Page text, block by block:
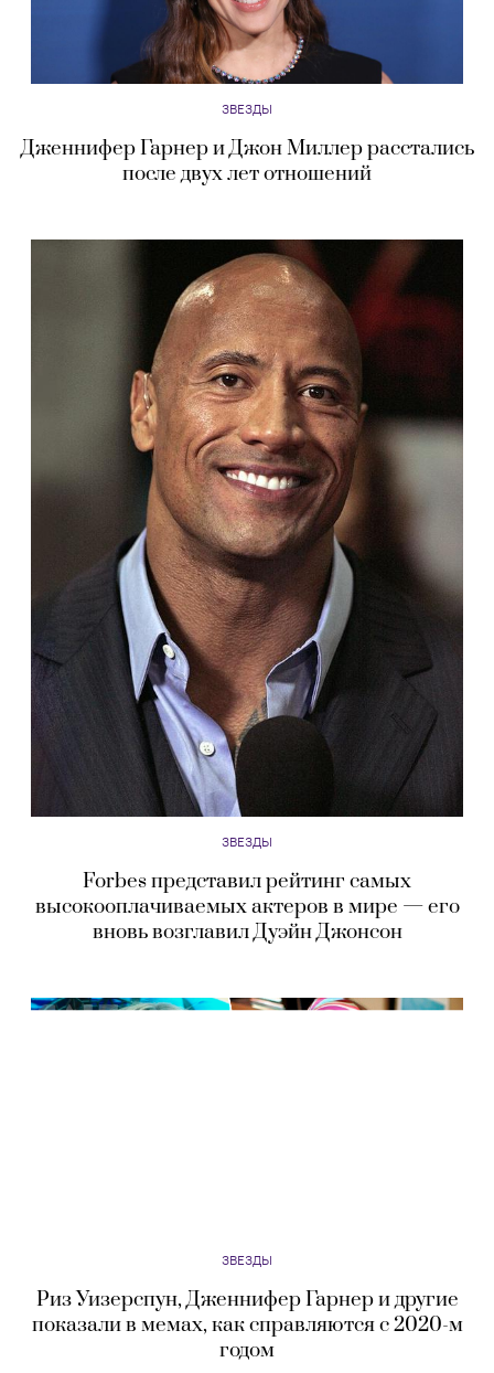
ЗВЕЗДЫ
Дженнифер Гарнер и Джон Миллер расстались
после двух лет отношений
ЗВЕЗДЫ
Forbes представил рейтинг самых
высокооплачиваемых актеров в мире — его
вновь возглавил Дуэйн Джонсон
ЗВЕЗДЫ
Риз Уизерспун, Дженнифер Гарнер и другие
показали в мемах, как справляются с 2020-м
годом